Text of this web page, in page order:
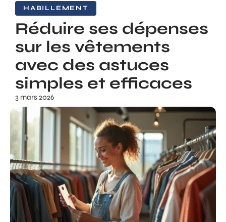
HABILLEMENT
Réduire ses dépenses
sur les vêtements
avec des astuces
simples et efficaces
3 mars 2026